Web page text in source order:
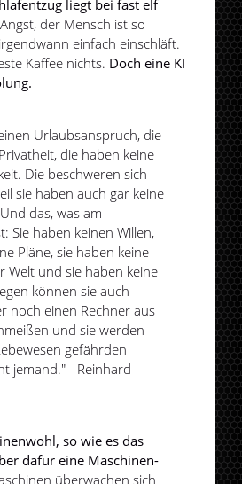
liegt bei fast elf
der Mensch ist so
einfach einschläft.
Kaffee nichts. Doch eine KI
Urlaubsanspruch, die
die haben keine
Die beschweren sich
sie haben auch gar keine
das, was am
Sie haben keinen Willen,
Pläne, sie haben keine
Welt und sie haben keine
können sie auch
noch einen Rechner aus
und sie werden
gefährden
jemand." - Reinhard
so wie es das
dafür eine Maschinen-
überwachen sich